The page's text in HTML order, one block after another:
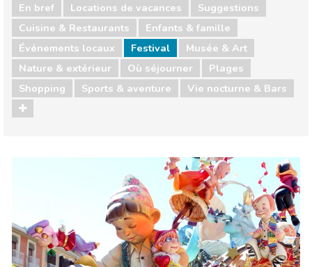
En bref
Locations de vacances
Suggestions
Cuisine & Restaurants
Enfants & famille
Événements locaux
Festival
Musée & Art
Nature & extérieur
Où séjourner
Plages
Shopping
Sports & aventure Vie nocturne & Bars
Cuisine & Restaurants
Enfants & famille
Événements locaux
Musée & Art
Nature & extérieur
Où séjourner
Plages
Shopping
Sports & aventure Vie nocturne & Bars